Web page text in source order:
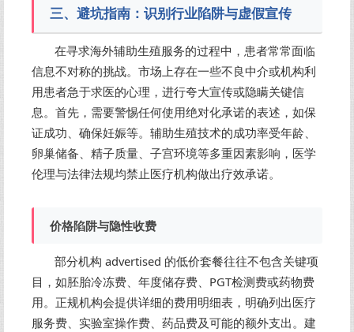
三、避坑指南：识别行业陷阱与虚假宣传
在寻求海外辅助生殖服务的过程中，患者常常面临
信息不对称的挑战。市场上存在一些不良中介或机构利
用患者急于求医的心理，进行夸大宣传或隐瞒关键信
息。首先，需要警惕任何使用绝对化承诺的表述，如保
证成功、确保妊娠等。辅助生殖技术的成功率受年龄、
卵巢储备、精子质量、子宫环境等多重因素影响，医学
伦理与法律法规均禁止医疗机构做出疗效承诺。
价格陷阱与隐性收费
部分机构 advertised 的低价套餐往往不包含关键项
目，如胚胎冷冻费、年度储存费、PGT检测费或药物费
用。正规机构会提供详细的费用明细表，明确列出医疗
服务费、实验室操作费、药品费及可能的额外支出。建